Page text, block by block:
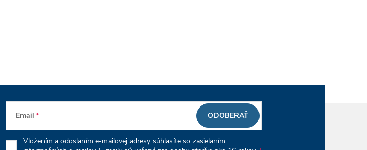
Email
Vložením a odoslaním e-mailovej adresy súhlasíte so zasielaním
ODOBERAŤ